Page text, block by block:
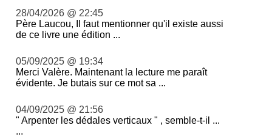
28/04/2026 @ 22:45
Père Laucou, Il faut mentionner qu'il existe aussi
de ce livre une édition ...
05/09/2025 @ 19:34
Merci Valère. Maintenant la lecture me paraît
évidente. Je butais sur ce mot sa ...
04/09/2025 @ 21:56
" Arpenter les dédales verticaux " , semble-t-il ...
...